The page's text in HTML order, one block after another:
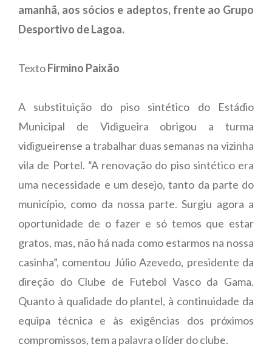
amanhã, aos sócios e adeptos, frente ao Grupo
Desportivo de Lagoa.
TextoFirmino Paixão
A substituição do piso sintético do Estádio
Municipal de Vidigueira obrigou a turma
vidigueirense a trabalhar duas semanas na vizinha
vila de Portel. “A renovação do piso sintético era
uma necessidade e um desejo, tanto da parte do
município, como da nossa parte. Surgiu agora a
oportunidade de o fazer e só temos que estar
gratos, mas, não há nada como estarmos na nossa
casinha”, comentou Júlio Azevedo, presidente da
direção do Clube de Futebol Vasco da Gama.
Quanto à qualidade do plantel, à continuidade da
equipa técnica e às exigências dos próximos
compromissos, tem a palavra o líder do clube.